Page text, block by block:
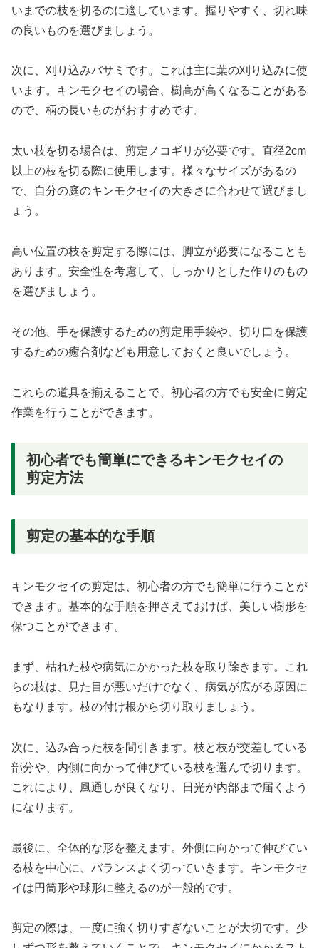
いまでの枝を切るのに適しています。握りやすく、切れ味
の良いものを選びましょう。
次に、刈り込みバサミです。これは主に葉の刈り込みに使
います。キンモクセイの場合、樹高が高くなることがある
ので、柄の長いものがおすすめです。
太い枝を切る場合は、剪定ノコギリが必要です。直径2cm
以上の枝を切る際に使用します。様々なサイズがあるの
で、自分の庭のキンモクセイの大きさに合わせて選びまし
ょう。
高い位置の枝を剪定する際には、脚立が必要になることも
あります。安全性を考慮して、しっかりとした作りのもの
を選びましょう。
その他、手を保護するための剪定用手袋や、切り口を保護
するための癒合剤なども用意しておくと良いでしょう。
これらの道具を揃えることで、初心者の方でも安全に剪定
作業を行うことができます。
初心者でも簡単にできるキンモクセイの
剪定方法
剪定の基本的な手順
キンモクセイの剪定は、初心者の方でも簡単に行うことが
できます。基本的な手順を押さえておけば、美しい樹形を
保つことができます。
まず、枯れた枝や病気にかかった枝を取り除きます。これ
らの枝は、見た目が悪いだけでなく、病気が広がる原因に
もなります。枝の付け根から切り取りましょう。
次に、込み合った枝を間引きます。枝と枝が交差している
部分や、内側に向かって伸びている枝を選んで切ります。
これにより、風通しが良くなり、日光が内部まで届くよう
になります。
最後に、全体的な形を整えます。外側に向かって伸びてい
る枝を中心に、バランスよく切っていきます。キンモクセ
イは円筒形や球形に整えるのが一般的です。
剪定の際は、一度に強く切りすぎないことが大切です。少